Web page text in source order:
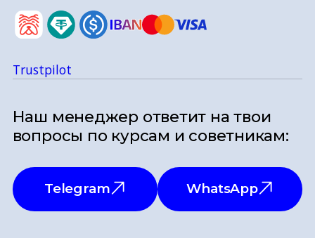
Trustpilot
Наш менеджер ответит на твои
вопросы по курсам и советникам:
Telegram WhatsApp